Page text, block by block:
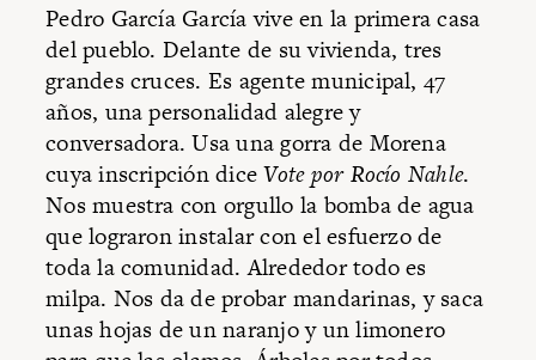
Pedro García García vive en la primera casa
del pueblo. Delante de su vivienda, tres
grandes cruces. Es agente municipal, 47
años, una personalidad alegre y
conversadora. Usa una gorra de Morena
cuya inscripción diceVote por Rocío Nahle.
Nos muestra con orgullo la bomba de agua
que lograron instalar con el esfuerzo de
toda la comunidad. Alrededor todo es
milpa. Nos da de probar mandarinas, y saca
unas hojas de un naranjo y un limonero